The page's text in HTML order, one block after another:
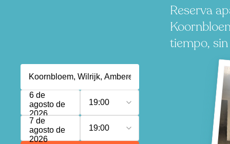
Reserva
tiempo,
6 de
agosto de
2026
19:00
7 de
agosto de
2026
19:00